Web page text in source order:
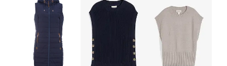
Tenisky na platforme
PRIDAŤ DO KOŠÍKA
Košeľová blúzka z čistej bavlny